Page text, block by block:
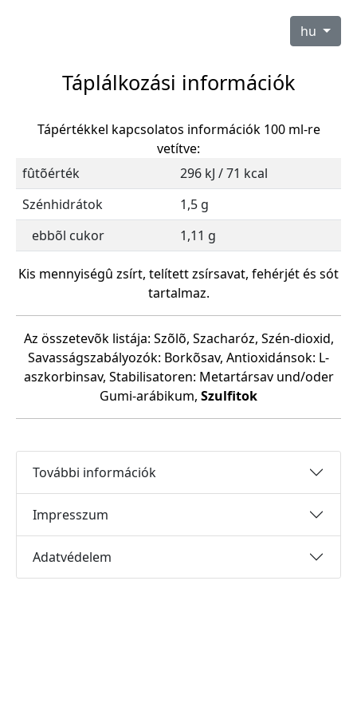
hu
Táplálkozási információk
Tápértékkel kapcsolatos információk 100 ml-re
vetítve:
fûtõérték
296 kJ / 71 kcal
Szénhidrátok
1,5 g
ebbõl cukor
1,11 g
Kis mennyiségû zsírt, telített zsírsavat, fehérjét és sót
tartalmaz.
Az összetevõk listája: Szõlõ, Szacharóz, Szén-dioxid,
Savasságszabályozók: Borkõsav, Antioxidánsok: L-
aszkorbinsav, Stabilisatoren: Metartársav und/oder
Gumi-arábikum, Szulfitok
További információk
Impresszum
Adatvédelem